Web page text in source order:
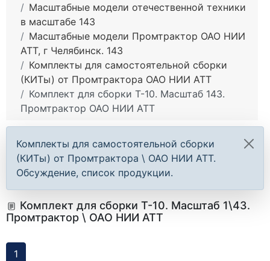
Масштабные модели отечественной техники
в масштабе 143
Масштабные модели Промтрактор ОАО НИИ
АТТ, г Челябинск. 143
Комплекты для самостоятельной сборки
(КИТы) от Промтрактора ОАО НИИ АТТ
Комплект для сборки Т-10. Масштаб 143.
Промтрактор ОАО НИИ АТТ
Комплекты для самостоятельной сборки
(КИТы) от Промтрактора \ ОАО НИИ АТТ.
Обсуждение, список продукции.
Комплект для сборки Т-10. Масштаб 1\43.
Промтрактор \ ОАО НИИ АТТ
1